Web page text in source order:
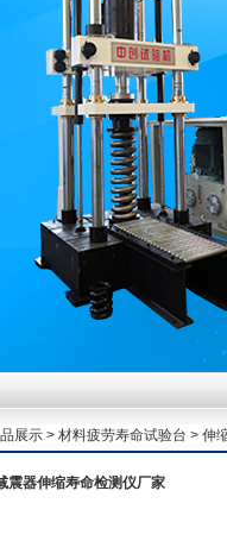
展示 > 材料疲劳寿命试验台 > 伸
震器伸缩寿命检测仪厂家